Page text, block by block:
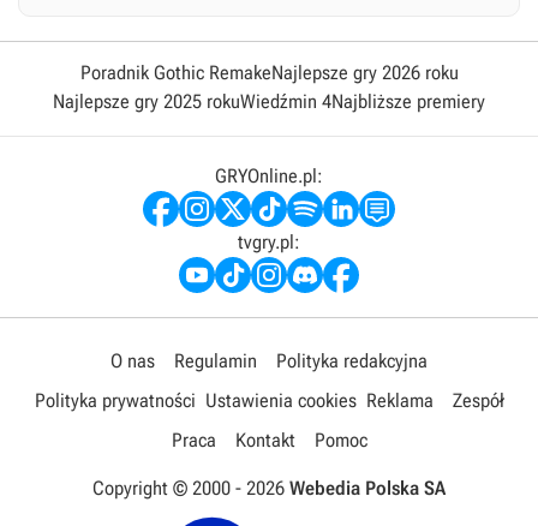
Poradnik Gothic RemakeNajlepsze gry 2026 roku
Najlepsze gry 2025 rokuWiedźmin 4Najbliższe premiery
GRYOnline.pl:
tvgry.pl:
O nas Regulamin
Polityka redakcyjna
Polityka prywatności Ustawienia cookies Reklama
Zespół
Praca
Kontakt Pomoc
Copyright © 2000 - 2026 Webedia Polska SA